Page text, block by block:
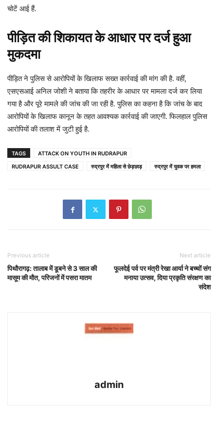
चोटें आई हैं.
पीड़ित की शिकायत के आधार पर दर्ज हुआ
मुकदमा
पीड़ित ने पुलिस से आरोपियों के खिलाफ सख्त कार्रवाई की मांग की है. वहीं,
एसएसआई अनिल जोशी ने बताया कि तहरीर के आधार पर मामला दर्ज कर लिया
गया है और पूरे मामले की जांच की जा रही है. पुलिस का कहना है कि जांच के बाद
आरोपियों के खिलाफ कानून के तहत आवश्यक कार्रवाई की जाएगी. फिलहाल पुलिस
आरोपियों की तलाश में जुटी हुई है.
TAGS
ATTACK ON YOUTH IN RUDRAPUR
RUDRAPUR ASSULT CASE
रुद्रपुर में महिला से छेड़छाड़ रुद्रपुर में युवक पर हमला
Previous article
पिथौरागढ़: तालाब में डूबने से 3 साल की
मासूम की मौत, परिजनों में पसरा मातम
Next article
फूलदेई पर्व पर मंत्री रेखा आर्या ने बच्चों संग
मनाया उत्सव, दिया प्रकृति संरक्षण का
संदेश
admin